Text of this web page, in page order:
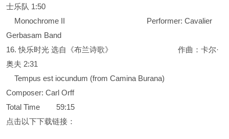
士乐队 1:50
Monochrome II Performer: Cavalier
Gerbasam Band
16. 快乐时光 选自《布兰诗歌》 作曲：卡尔·
奥夫 2:31
Tempus est iocundum (from Camina Burana)
Composer: Carl Orff
Total Time 59:15
点击以下下载链接：